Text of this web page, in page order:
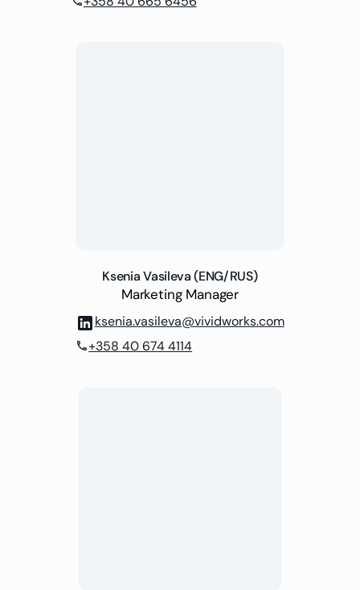
Ksenia Vasileva (ENG/RUS)
Marketing Manager
ksenia.vasileva@vividworks.com
phone+358 40 674 4114